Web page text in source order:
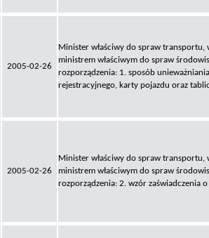
2005-02-26
Minister właściwy do spraw transportu,
ministrem właściwym do spraw
rozporządzenia: 1. sposób
rejestracyjnego, karty pojazdu oraz
2005-02-26
Minister właściwy do spraw transportu,
ministrem właściwym do spraw
rozporządzenia: 2. wzór zaświadczenia